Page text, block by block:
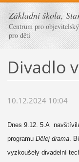
Základní škola,
Centrum pro
pro děti
Divadlo
10.12.2024 10:04
Dnes 9.12. 5.A
programu Dělej drama.
vyzkoušely divadelní